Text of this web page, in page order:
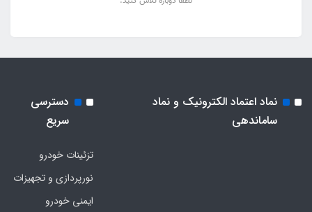
نماد اعتماد الکترونیک و نماد
ساماندهی
دسترسی
سریع
تزئینات خودرو
نورپردازی و تجهیزات
ایمنی خودرو